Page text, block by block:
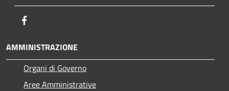
AMMINISTRAZIONE
Organi di Governo
Aree Amministrative